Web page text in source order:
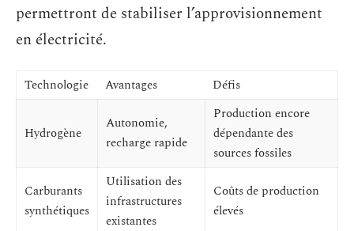
permettront de stabiliser l’approvisionnement
en électricité.
Technologie Avantages Défis
Hydrogène
Autonomie,
recharge rapide
Production encore
dépendante des
sources fossiles
Carburants
synthétiques
Utilisation des
infrastructures
existantes
Coûts de production
élevés